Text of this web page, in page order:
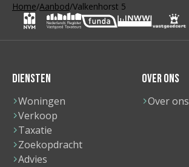
Home/Aanbod/Valkenhorst 5
DIENSTEN
Woningen
Verkoop
Taxatie
Zoekopdracht
Advies
OVER ONS
Over ons